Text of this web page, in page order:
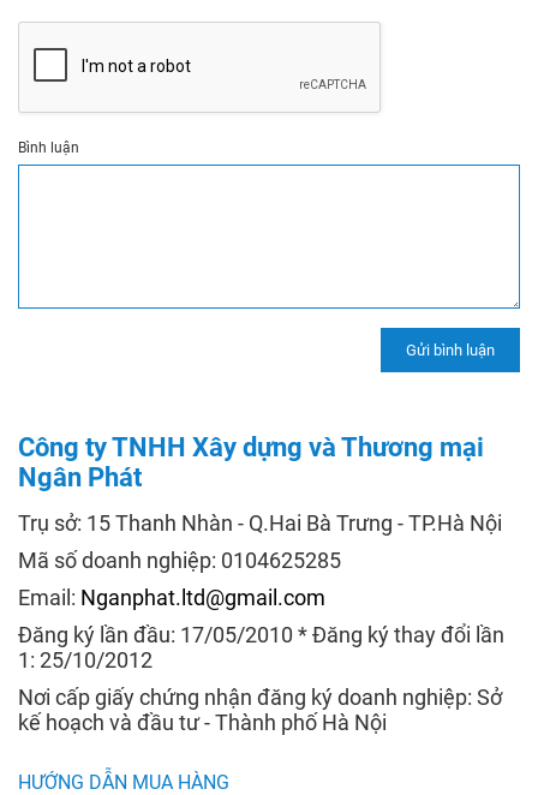
Bình luận
Công ty TNHH Xây dựng và Thương mại
Ngân Phát
Trụ sở: 15 Thanh Nhàn - Q.Hai Bà Trưng - TP.Hà Nội
Mã số doanh nghiệp: 0104625285
Email: Nganphat.ltd@gmail.com
Đăng ký lần đầu: 17/05/2010 * Đăng ký thay đổi lần
1: 25/10/2012
Nơi cấp giấy chứng nhận đăng ký doanh nghiệp: Sở
kế hoạch và đầu tư - Thành phố Hà Nội
HƯỚNG DẪN MUA HÀNG